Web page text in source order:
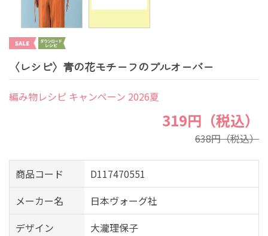
〈レシピ〉青の花モチーフのプルオーバー
編み物レシピ キャンペーン 2026夏
319円（税込）
638円（税込）
商品コード
D117470551
メーカー名
日本ヴォーグ社
デザイン
大瀧理保子